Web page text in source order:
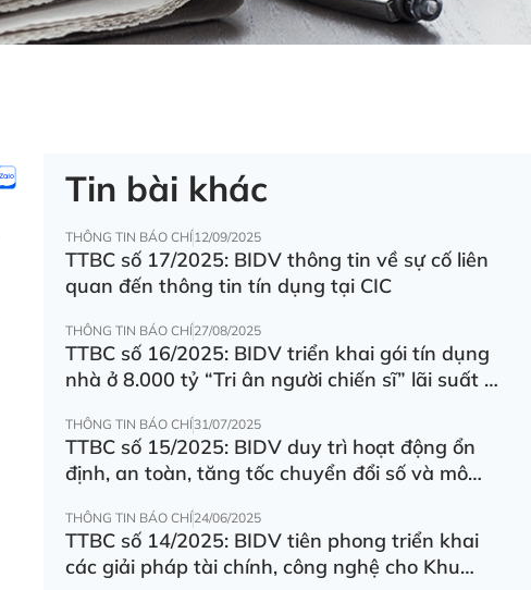
Tin bài khác
THÔNG TIN BÁO CHÍ12/09/2025
TTBC số 17/2025: BIDV thông tin về sự cố liên
quan đến thông tin tín dụng tại CIC
THÔNG TIN BÁO CHÍ27/08/2025
TTBC số 16/2025: BIDV triển khai gói tín dụng
nhà ở 8.000 tỷ “Tri ân người chiến sĩ” lãi suất ưu
THÔNG TIN BÁO CHÍ31/07/2025
TTBC số 15/2025: BIDV duy trì hoạt động ổn
định, an toàn, tăng tốc chuyển đổi số và mô
THÔNG TIN BÁO CHÍ24/06/2025
TTBC số 14/2025: BIDV tiên phong triển khai
các giải pháp tài chính, công nghệ cho Khu